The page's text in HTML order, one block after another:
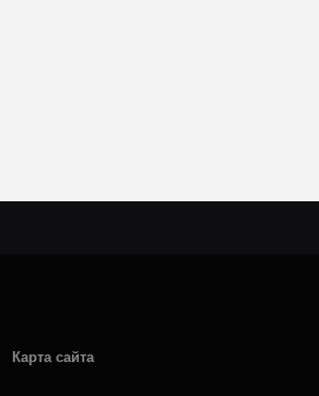
Карта сайта